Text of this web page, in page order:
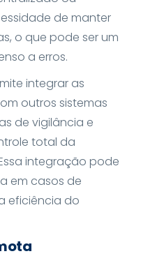
de manter
o que pode ser um
a erros.
integrar as
outros sistemas
de vigilância e
total da
integração pode
em casos de
eficiência do